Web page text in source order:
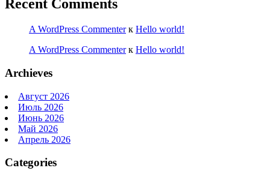
Recent Comments
A WordPress Commenterк Hello world!
A WordPress Commenterк Hello world!
Archieves
Август 2026
Июль 2026
Июнь 2026
Май 2026
Апрель 2026
Categories